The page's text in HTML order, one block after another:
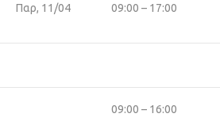
Παρ, 11/04 09:00 – 17:00
09:00 – 16:00